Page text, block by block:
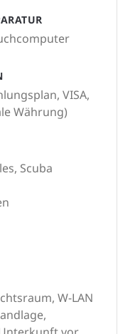
Scuba
W-LAN
VISA,
Währung)